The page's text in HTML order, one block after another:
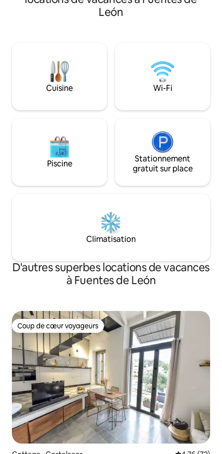
entre amis dans une forêt de
tout restauré en conservant l'essence
bains privative,
authentique
naturel unique,
axée sur le repos
León
Cuisine Wi-Fi
Piscine
Stationnement
gratuit sur place
Climatisation
D'autres superbes locations de vacances
à Fuentes de León
Coup de cœur voyageurs
Coup de cœur voyageurs